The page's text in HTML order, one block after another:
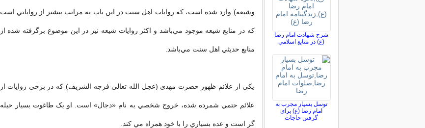
وشيعه) وارد شده است، كه روايات اهل سنت در اين باب به مراتب بيشتر از رواياتي است
كه در منابع شيعه موجود مي‌باشد و اكثر روايات شيعه نيز در اين موضوع برگرفته شده از
منابع حديثي اهل سنت مي‌باشد.
يکي از علائم ظهور حضرت مهدی (عجل الله تعالي فرجه الشريف) که در برخي روايات از
علائم حتمي شمرده شده، خروج شخصي به نام «دجال» است. او يک طاغوت بسيار حيله
گر است و عده بسياري را با خود همراه مي کند.
شرح شهادت امام رضا
(ع) در منابع اسلامي
توسل بسیار مجرب به
امام رضا (ع) برای
گرفتن حاجات